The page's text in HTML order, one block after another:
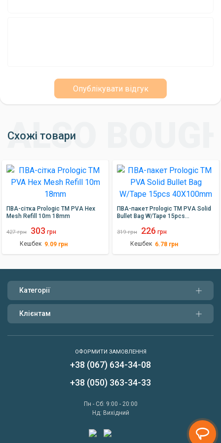
Опублікувати відгук
Схожі товари
ПВА-сітка Prologic TM PVA Hex
Mesh Refill 10m 18mm
427 грн 303 грн
Кешбек 9.09 грн
ПВА-пакет Prologic TM PVA Solid
Bullet Bag W/Tape 15pcs
319 грн 226 грн
Кешбек 6.78 грн
Категорії
Клієнтам
ОФОРМИТИ ЗАМОВЛЕННЯ
+38 (067) 634-34-08
+38 (050) 363-34-33
Пн - Сб: 9:00 - 20:00
Нд: Вихідний